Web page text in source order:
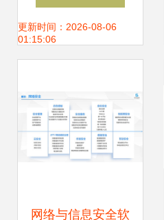
网络与信息安全软
更新时间：2026-08-06
01:15:06
网络与信息安全软